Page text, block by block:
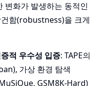
변화가 발생하는 동적인
함(robustness)을 크게
적 우수성 입증: TAPE의
가상 환경 탐색
GSM8K-Hard)